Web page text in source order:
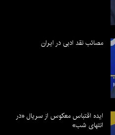
مصائب نقد ادبی در ایران
ایده اقتباس معکوس از سریال «در
انتهای شب»